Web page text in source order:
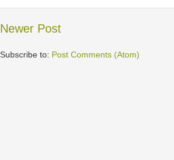
Newer Post
Subscribe to: Post Comments (Atom)